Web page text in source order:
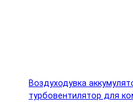
Воздуходувка
турбовентилятор для